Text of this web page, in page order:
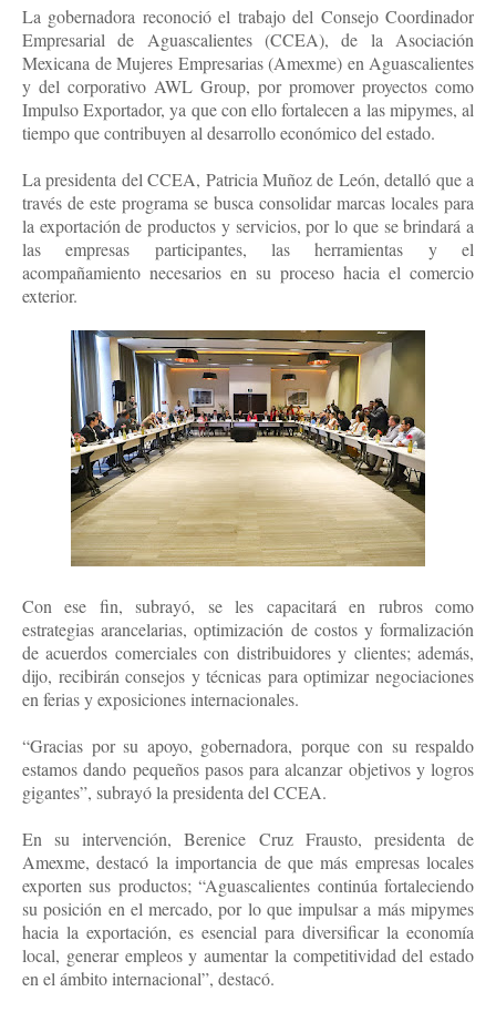
La gobernadora reconoció el trabajo del Consejo Coordinador
Empresarial de Aguascalientes (CCEA), de la Asociación
Mexicana de Mujeres Empresarias (Amexme) en Aguascalientes
y del corporativo AWL Group, por promover proyectos como
Impulso Exportador, ya que con ello fortalecen a las mipymes, al
tiempo que contribuyen al desarrollo económico del estado.
La presidenta del CCEA, Patricia Muñoz de León, detalló que a
través de este programa se busca consolidar marcas locales para
la exportación de productos y servicios, por lo que se brindará a
las empresas participantes, las herramientas y el
acompañamiento necesarios en su proceso hacia el comercio
exterior.
Con ese fin, subrayó, se les capacitará en rubros como
estrategias arancelarias, optimización de costos y formalización
de acuerdos comerciales con distribuidores y clientes; además,
dijo, recibirán consejos y técnicas para optimizar negociaciones
en ferias y exposiciones internacionales.
“Gracias por su apoyo, gobernadora, porque con su respaldo
estamos dando pequeños pasos para alcanzar objetivos y logros
gigantes”, subrayó la presidenta del CCEA.
En su intervención, Berenice Cruz Frausto, presidenta de
Amexme, destacó la importancia de que más empresas locales
exporten sus productos; “Aguascalientes continúa fortaleciendo
su posición en el mercado, por lo que impulsar a más mipymes
hacia la exportación, es esencial para diversificar la economía
local, generar empleos y aumentar la competitividad del estado
en el ámbito internacional”, destacó.